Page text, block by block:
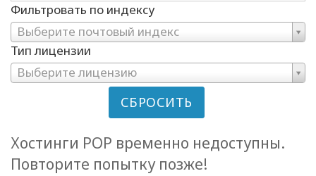
Фильтровать по индексу
Выберите почтовый индекс
Тип лицензии
Выберите лицензию
СБРОСИТЬ
Хостинги POP временно недоступны.
Повторите попытку позже!